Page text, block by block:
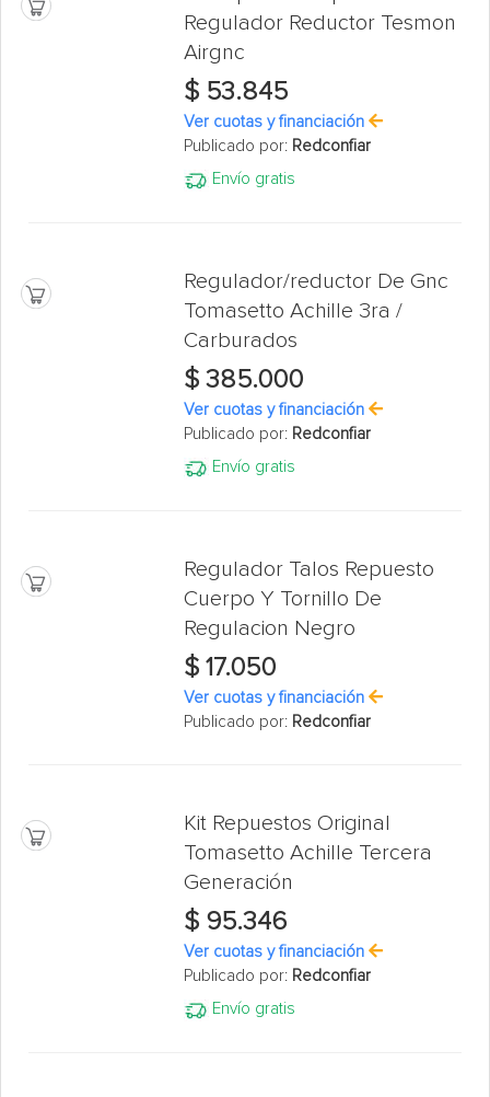
Regulador Reductor Tesmon
Airgnc
$ 53.845
Ver cuotas y financiación
Publicado por: Redconfiar
Envío gratis
Regulador/reductor De Gnc
Tomasetto Achille 3ra /
Carburados
$ 385.000
Ver cuotas y financiación
Publicado por: Redconfiar
Envío gratis
Regulador Talos Repuesto
Cuerpo Y Tornillo De
Regulacion Negro
$ 17.050
Ver cuotas y financiación
Publicado por: Redconfiar
Kit Repuestos Original
Tomasetto Achille Tercera
Generación
$ 95.346
Ver cuotas y financiación
Publicado por: Redconfiar
Envío gratis